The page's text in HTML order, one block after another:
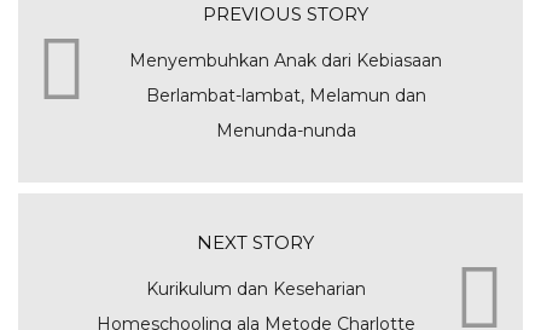
PREVIOUS STORY
Menyembuhkan Anak dari Kebiasaan
Berlambat-lambat, Melamun dan
Menunda-nunda
NEXT STORY
Kurikulum dan Keseharian
Homeschooling ala Metode Charlotte